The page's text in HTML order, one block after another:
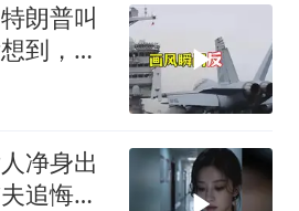
朗普叫
到，中
净身出
追悔莫